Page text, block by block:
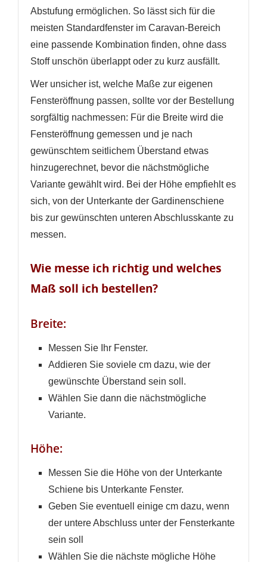
Abstufung ermöglichen. So lässt sich für die
meisten Standardfenster im Caravan-Bereich
eine passende Kombination finden, ohne dass
Stoff unschön überlappt oder zu kurz ausfällt.
Wer unsicher ist, welche Maße zur eigenen
Fensteröffnung passen, sollte vor der Bestellung
sorgfältig nachmessen: Für die Breite wird die
Fensteröffnung gemessen und je nach
gewünschtem seitlichem Überstand etwas
hinzugerechnet, bevor die nächstmögliche
Variante gewählt wird. Bei der Höhe empfiehlt es
sich, von der Unterkante der Gardinenschiene
bis zur gewünschten unteren Abschlusskante zu
messen.
Wie messe ich richtig und welches
Maß soll ich bestellen?
Breite:
Messen Sie Ihr Fenster.
Addieren Sie soviele cm dazu, wie der
gewünschte Überstand sein soll.
Wählen Sie dann die nächstmögliche
Variante.
Höhe:
Messen Sie die Höhe von der Unterkante
Schiene bis Unterkante Fenster.
Geben Sie eventuell einige cm dazu, wenn
der untere Abschluss unter der Fensterkante
sein soll
Wählen Sie die nächste mögliche Höhe